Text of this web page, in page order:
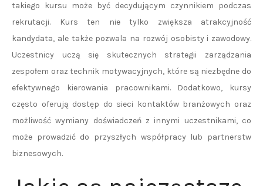
takiego kursu może być decydującym czynnikiem podczas
rekrutacji. Kurs ten nie tylko zwiększa atrakcyjność
kandydata, ale także pozwala na rozwój osobisty i zawodowy.
Uczestnicy uczą się skutecznych strategii zarządzania
zespołem oraz technik motywacyjnych, które są niezbędne do
efektywnego kierowania pracownikami. Dodatkowo, kursy
często oferują dostęp do sieci kontaktów branżowych oraz
możliwość wymiany doświadczeń z innymi uczestnikami, co
może prowadzić do przyszłych współpracy lub partnerstw
biznesowych.